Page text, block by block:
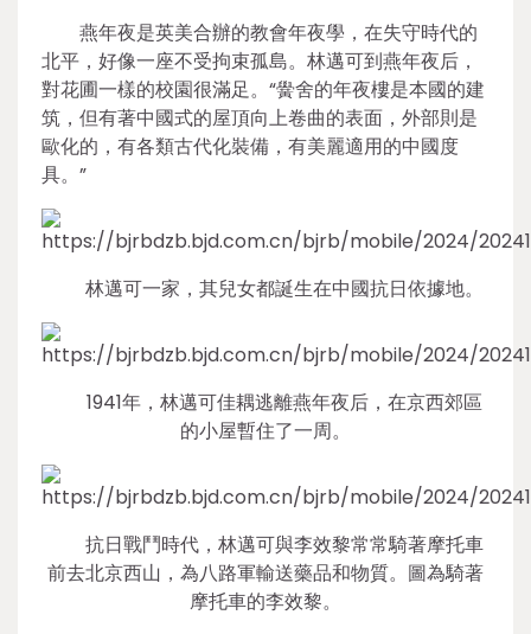
燕年夜是英美合辦的教會年夜學，在失守時代的
北平，好像一座不受拘束孤島。林邁可到燕年夜后，
對花圃一樣的校園很滿足。“黌舍的年夜樓是本國的建
筑，但有著中國式的屋頂向上卷曲的表面，外部則是
歐化的，有各類古代化裝備，有美麗適用的中國度
具。”
林邁可一家，其兒女都誕生在中國抗日依據地。
1941年，林邁可佳耦逃離燕年夜后，在京西郊區
的小屋暫住了一周。
抗日戰鬥時代，林邁可與李效黎常常騎著摩托車
前去北京西山，為八路軍輸送藥品和物質。圖為騎著
摩托車的李效黎。